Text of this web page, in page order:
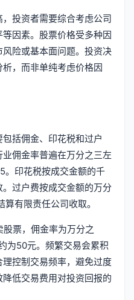
投资者需要综合考虑公司
因素。股票价格受多种因
险或基本面问题。投资决
，而非单纯考虑价格因
括佣金、印花税和过户
佣金率普遍在万分之三左
。印花税按成交金额的千
过户费按成交金额的万分
有限责任公司收取。
票，佣金率为万分之
为50元。频繁交易会累积
控制交易频率，避免过度
低交易费用对投资回报的